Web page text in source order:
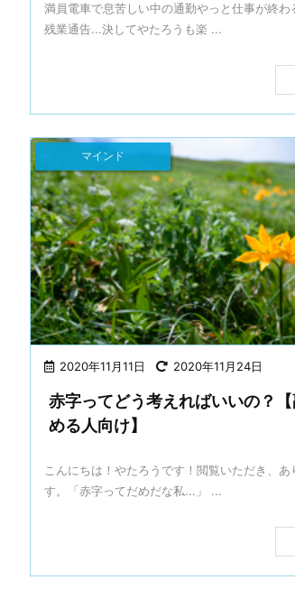
満員電車で息苦しい中の通勤やっと仕事が終わ
残業通告...決してやたろうも楽 ...
2020年11月11日 2020年11月24日
マインド
赤字ってどう考えればいいの？
める人向け】
こんにちは！やたろうです！閲覧いただき、あ
す。「赤字ってだめだな私...」 ...